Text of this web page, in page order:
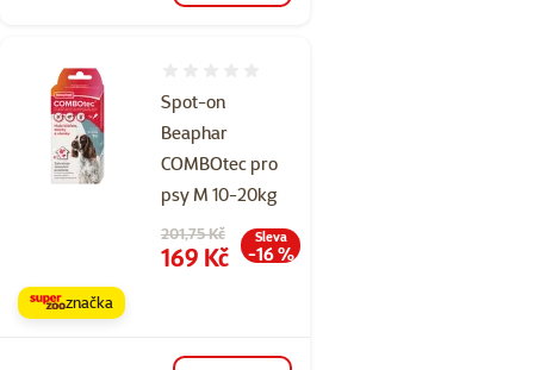
Spot-on
Beaphar
COMBOtec pro
psy M 10-20kg
Původní cena
201,75 Kč
Cena
169 Kč
Sleva
-16 %
značka